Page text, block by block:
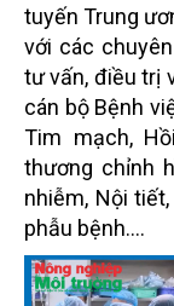
tuyến Trung
với các
tư vấn, điều trị
cán bộ Bệnh
Tim mạch,
thương chỉnh
nhiễm, Nội
phẫu bệnh….